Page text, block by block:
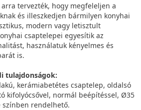
tervezték, hogy megfeleljen a
és illeszkedjen bármilyen konyhai
modern vagy letisztult
csaptelepei egyesítik az
használatuk kényelmes és
is.
tulajdonságok:
kerámiabetétes csaptelep, oldalsó
kifolyócsővel, normál beépítéssel, Ø35
rendelhető.